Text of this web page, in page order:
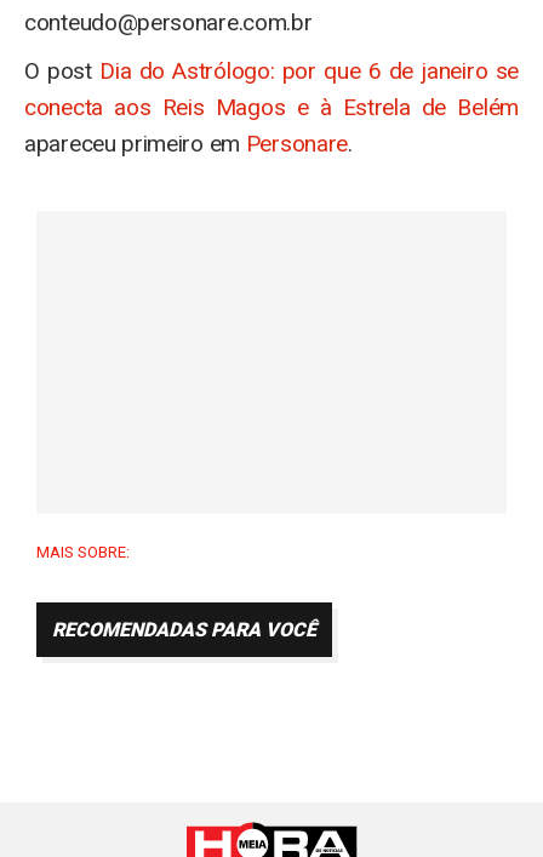
conteudo@personare.com.br
O post Dia do Astrólogo: por que 6 de janeiro se
conecta aos Reis Magos e à Estrela de Belém
apareceu primeiro em Personare.
MAIS SOBRE:
RECOMENDADAS PARA VOCÊ